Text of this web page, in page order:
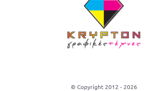
© Copyright 2012 - 2026